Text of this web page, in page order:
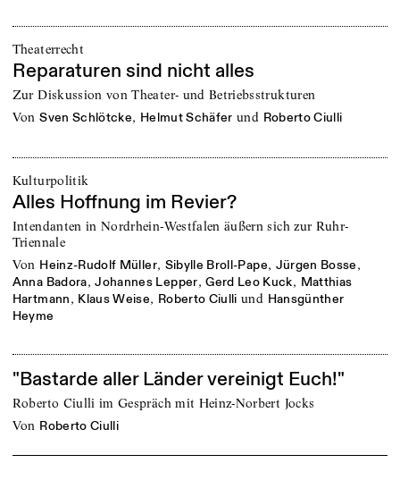
Theaterrecht
Reparaturen sind nicht alles
Zur Diskussion von Theater- und Betriebsstrukturen
von Sven Schlötcke, Helmut Schäfer und Roberto Ciulli
Kulturpolitik
Alles Hoffnung im Revier?
Intendanten in Nordrhein-Westfalen äußern sich zur Ruhr-
Triennale
von Heinz-Rudolf Müller, Sibylle Broll-Pape, Jürgen Bosse,
Anna Badora,Johannes Lepper,Gerd Leo Kuck, Matthias
Hartmann, Klaus Weise, Roberto Ciulli und Hansgünther
Heyme
"Bastarde aller Länder vereinigt Euch!"
Roberto Ciulli im Gespräch mit Heinz-Norbert Jocks
von Roberto Ciulli